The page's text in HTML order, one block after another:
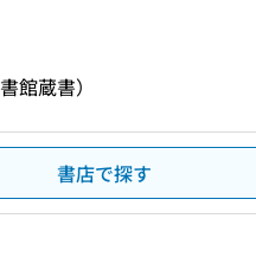
館蔵書）
書店で探す